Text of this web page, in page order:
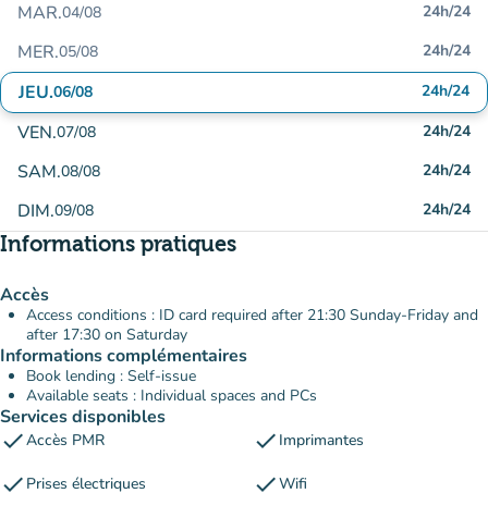
MAR.04/08 24h/24
MER.05/08 24h/24
JEU.06/08 24h/24
VEN.07/08 24h/24
SAM.08/08 24h/24
DIM.09/08 24h/24
Informations pratiques
Accès
Access conditions : ID card required after 21:30 Sunday-Friday and
after 17:30 on Saturday
Informations complémentaires
Book lending : Self-issue
Available seats : Individual spaces and PCs
Services disponibles
checkAccès PMR check Imprimantes
check Prises électriques checkWifi